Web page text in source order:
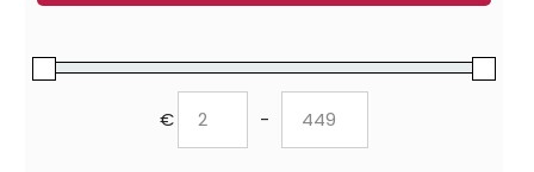
€ Minimum Price
- Maximum Price